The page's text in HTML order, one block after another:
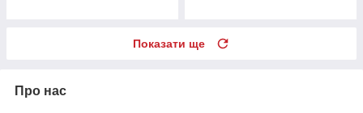
Показати ще
Про нас